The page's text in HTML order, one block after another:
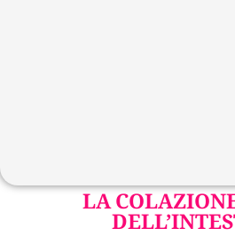
LA